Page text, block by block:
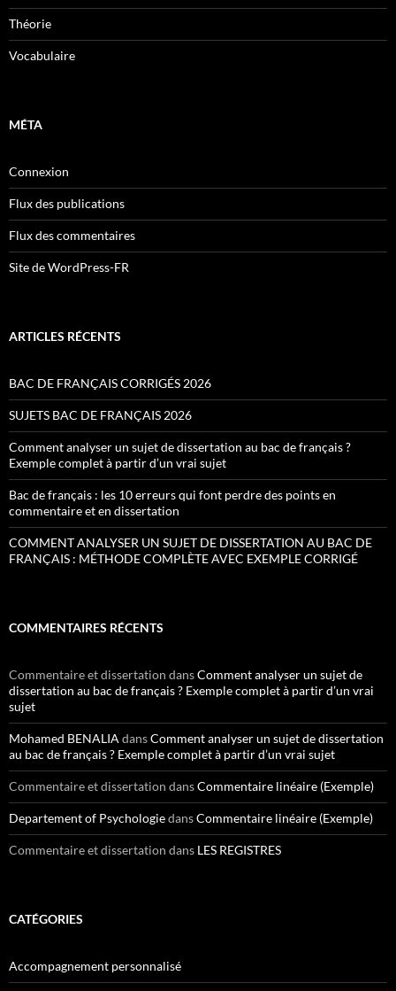
Théorie
Vocabulaire
MÉTA
Connexion
Flux des publications
Flux des commentaires
Site de WordPress-FR
ARTICLES RÉCENTS
BAC DE FRANÇAIS CORRIGÉS 2026
SUJETS BAC DE FRANÇAIS 2026
Comment analyser un sujet de dissertation au bac de français ?
Exemple complet à partir d’un vrai sujet
Bac de français : les 10 erreurs qui font perdre des points en
commentaire et en dissertation
COMMENT ANALYSER UN SUJET DE DISSERTATION AU BAC DE
FRANÇAIS : MÉTHODE COMPLÈTE AVEC EXEMPLE CORRIGÉ
COMMENTAIRES RÉCENTS
Commentaire et dissertation dansComment analyser un sujet de
dissertation au bac de français ? Exemple complet à partir d’un vrai
sujet
Mohamed BENALIA dansComment analyser un sujet de dissertation
au bac de français ? Exemple complet à partir d’un vrai sujet
Commentaire et dissertation dansCommentaire linéaire (Exemple)
Departement of PsychologiedansCommentaire linéaire (Exemple)
Commentaire et dissertation dans LES REGISTRES
CATÉGORIES
Accompagnement personnalisé